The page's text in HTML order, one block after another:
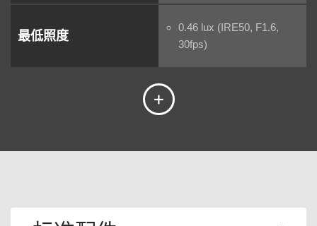
最低照度
0.46 lux (IRE50, F1.6,
30fps)